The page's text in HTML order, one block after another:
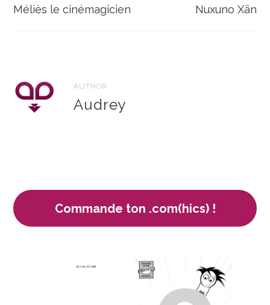
l’article
Méliès le cinémagicien
Nuxuno Xän
AUTHOR
Audrey
Commande ton .com(hics) !